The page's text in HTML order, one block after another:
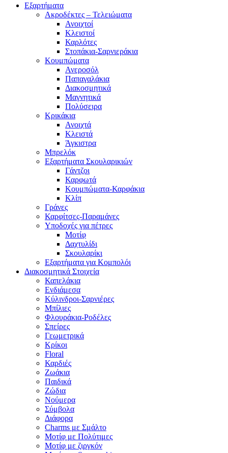
Εξαρτήματα
Ακροδέκτες – Τελειώματα
Ανοιχτοί
Κλειστοί
Καρλότες
Στοπάκια-Σαρνιεράκια
Κουμπώματα
Ανεροσόλ
Παπαγαλάκια
Διακοσμητικά
Μαγνητικά
Πολύσειρα
Κρικάκια
Ανοιχτά
Κλειστά
Άγκιστρα
Μπρελόκ
Εξαρτήματα Σκουλαρικιών
Γάντζοι
Καρφωτά
Κουμπώματα-Καρφάκια
Κλίπ
Γράνες
Καρφίτσες-Παραμάνες
Υποδοχές για πέτρες
Μοτίφ
Δαχτυλίδι
Σκουλαρίκι
Εξαρτήματα για Κομπολόι
Διακοσμητικά Στοιχεία
Καπελάκια
Ενδιάμεσα
Κύλινδροι-Σαρνιέρες
Μπίλιες
Φλουράκια-Ροδέλες
Σπείρες
Γεωμετρικά
Κρίκοι
Floral
Καρδιές
Ζωάκια
Παιδικά
Ζώδια
Νούμερα
Σύμβολα
Διάφορα
Charms με Σμάλτο
Μοτίφ με Πολύτιμες
Μοτίφ με ζιργκόν